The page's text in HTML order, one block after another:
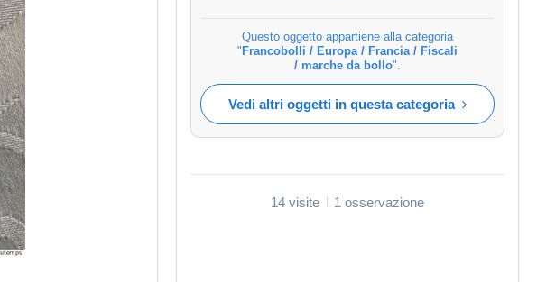
Questo oggetto appartiene alla categoria
" Francobolli / Europa / Francia / Fiscali
/ marche da bollo".
Vedi altri oggetti in questa categoria
14 visite 1 osservazione